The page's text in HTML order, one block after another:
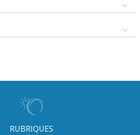
RUBRIQUES